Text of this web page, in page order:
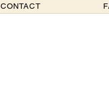
CONTACT